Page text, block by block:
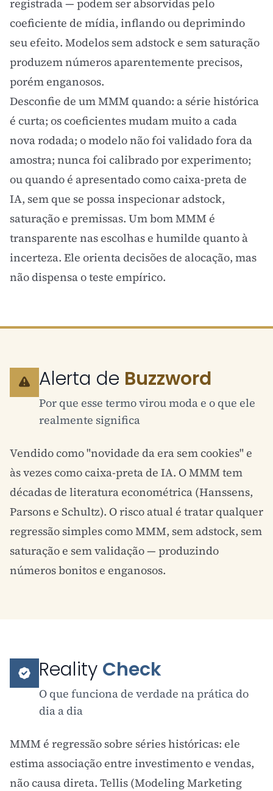
registrada — podem ser absorvidas pelo
coeficiente de mídia, inflando ou deprimindo
seu efeito. Modelos sem adstock e sem saturação
produzem números aparentemente precisos,
porém enganosos.
Desconfie de um MMM quando: a série histórica
é curta; os coeficientes mudam muito a cada
nova rodada; o modelo não foi validado fora da
amostra; nunca foi calibrado por experimento;
ou quando é apresentado como caixa-preta de
IA, sem que se possa inspecionar adstock,
saturação e premissas. Um bom MMM é
transparente nas escolhas e humilde quanto à
incerteza. Ele orienta decisões de alocação, mas
não dispensa o teste empírico.
Alerta de Buzzword
Por que esse termo virou moda e o que ele
realmente significa
Vendido como "novidade da era sem cookies" e
às vezes como caixa-preta de IA. O MMM tem
décadas de literatura econométrica (Hanssens,
Parsons e Schultz). O risco atual é tratar qualquer
regressão simples como MMM, sem adstock, sem
saturação e sem validação — produzindo
números bonitos e enganosos.
Reality Check
O que funciona de verdade na prática do
dia a dia
MMM é regressão sobre séries históricas: ele
estima associação entre investimento e vendas,
não causa direta. Tellis (Modeling Marketing